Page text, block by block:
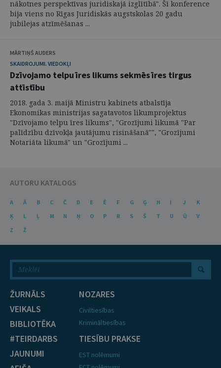
nākotnes perspektīvas juridiskajā izglītībā". Šī konference
bija viens no Rīgas Juridiskās augstskolas 20 gadu
jubilejas atzīmēšanas ...
MĀRTIŅŠ AUDERS
SKAIDROJUMI. VIEDOKĻI
Dzīvojamo telpu īres likums sekmēs īres tirgus
attīstību
2018. gada 3. maijā Ministru kabinets atbalstīja
Ekonomikas ministrijas sagatavotos likumprojektus
"Dzīvojamo telpu īres likums", "Grozījumi likumā "Par
palīdzību dzīvokļa jautājumu risināšanā"", "Grozījumi
Notariāta likumā" un "Grozījumi ...
AUTORU KATALOGS
A Ā B C Č D E Ē F G Ģ H I J
K
Ķ
L Ļ M N Ņ O P R S Š T U Ū
V
Z
Ž
ŽURNĀLS
VEIKALS
BIBLIOTĒKA
#TEIRDARBS
JAUNUMI
NOZARES
Civiltiesības
Krimināltiesības
TIESĪBU PRAKSE
EST nolēmumi